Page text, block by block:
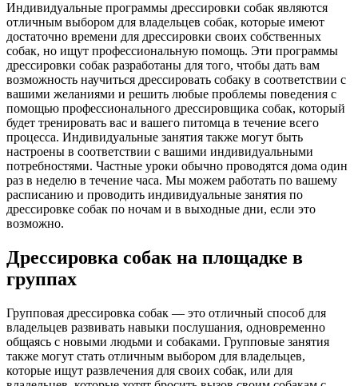
Индивидуальные программы дрессировки собак являются
отличным выбором для владельцев собак, которые имеют
достаточно времени для дрессировки своих собственных
собак, но ищут профессиональную помощь. Эти программы
дрессировки собак разработаны для того, чтобы дать вам
возможность научиться дрессировать собаку в соответствии с
вашими желаниями и решить любые проблемы поведения с
помощью профессионального дрессировщика собак, который
будет тренировать вас и вашего питомца в течение всего
процесса. Индивидуальные занятия также могут быть
настроены в соответствии с вашими индивидуальными
потребностями. Частные уроки обычно проводятся дома один
раз в неделю в течение часа. Мы можем работать по вашему
расписанию и проводить индивидуальные занятия по
дрессировке собак по ночам и в выходные дни, если это
возможно.
Дрессировка собак на площадке в
группах
Групповая дрессировка собак — это отличный способ для
владельцев развивать навыки послушания, одновременно
общаясь с новыми людьми и собаками. Групповые занятия
также могут стать отличным выбором для владельцев,
которые ищут развлечения для своих собак, или для